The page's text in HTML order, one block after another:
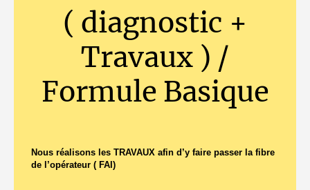
( diagnostic +
Travaux ) /
Formule Basique
Nous réalisons les TRAVAUX afin d’y faire passer la fibre
de l’opérateur ( FAI)